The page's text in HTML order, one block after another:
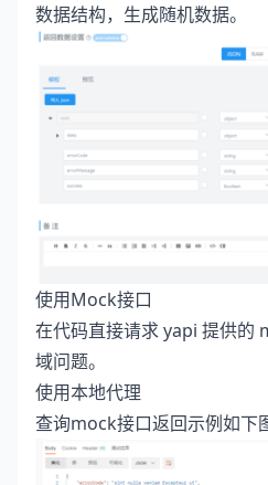
数据结构，生成随机数据。
使用Mock接口
在代码直接请求 yapi 提供的
域问题。
使用本地代理
查询mock接口返回示例如下